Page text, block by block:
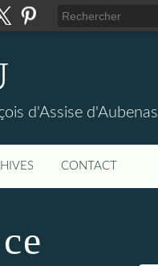
d'Assise d'Aubenas
CONTACT